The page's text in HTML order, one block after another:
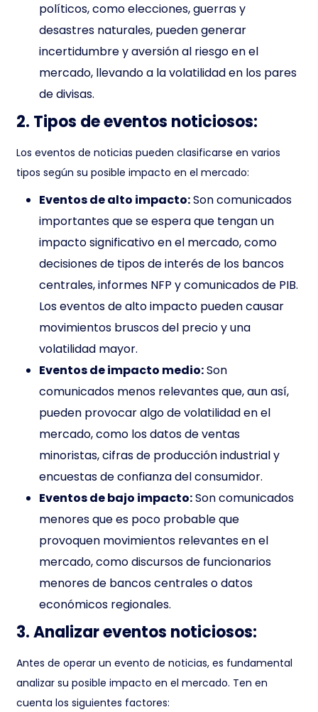
políticos, como elecciones, guerras y
desastres naturales, pueden generar
incertidumbre y aversión al riesgo en el
mercado, llevando a la volatilidad en los pares
de divisas.
2. Tipos de eventos noticiosos:
Los eventos de noticias pueden clasificarse en varios
tipos según su posible impacto en el mercado:
Eventos de alto impacto:Son comunicados
importantes que se espera que tengan un
impacto significativo en el mercado, como
decisiones de tipos de interés de los bancos
centrales, informes NFP y comunicados de PIB.
Los eventos de alto impacto pueden causar
movimientos bruscos del precio y una
volatilidad mayor.
Eventos de impacto medio:Son
comunicados menos relevantes que, aun así,
pueden provocar algo de volatilidad en el
mercado, como los datos de ventas
minoristas, cifras de producción industrial y
encuestas de confianza del consumidor.
Eventos de bajo impacto:Son comunicados
menores que es poco probable que
provoquen movimientos relevantes en el
mercado, como discursos de funcionarios
menores de bancos centrales o datos
económicos regionales.
3. Analizar eventos noticiosos:
Antes de operar un evento de noticias, es fundamental
analizar su posible impacto en el mercado. Ten en
cuenta los siguientes factores: